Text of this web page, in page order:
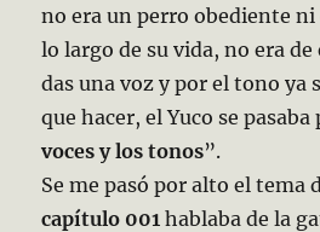
no era un perro obediente ni
lo largo de su vida, no era de
das una voz y por el tono ya
que hacer, el Yuco se
voces y los tonos”.
Se me pasó por alto el tema
capítulo 001 hablaba de la